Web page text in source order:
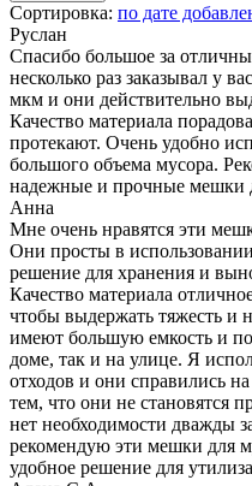
Сортировка: по дате
Руслан
Спасибо большое за
несколько раз заказывал у
мкм и они действительно
Качество материала
протекают. Очень удобно
большого объема мусора.
надежные и прочные мешки
Анна
Мне очень нравятся эти
Они просты в
решение для хранения и
Качество материала
чтобы выдержать тяжесть и
имеют большую емкость и
доме, так и на улице. Я
отходов и они справились
тем, что они не становятся
нет необходимости дважды
рекомендую эти мешки для
удобное решение для